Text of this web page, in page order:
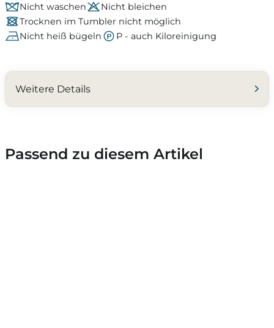
Nicht waschen
Nicht bleichen
Trocknen im Tumbler nicht möglich
Nicht heiß bügeln
P - auch Kiloreinigung
Weitere Details
Passend zu diesem Artikel